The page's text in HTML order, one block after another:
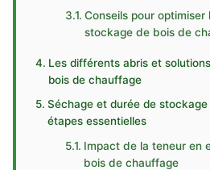
Conseils pour
stockage de bois de
Les différents abris et
bois de chauffage
Séchage et durée de
étapes essentielles
Impact de la teneur en
bois de chauffage